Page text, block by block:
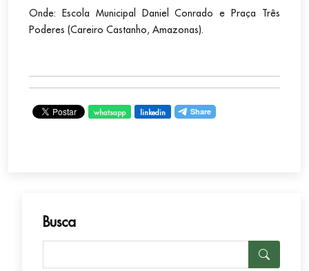
Onde: Escola Municipal Daniel Conrado e Praça Três
Poderes (Careiro Castanho, Amazonas).
whatsapp linkedin
Busca